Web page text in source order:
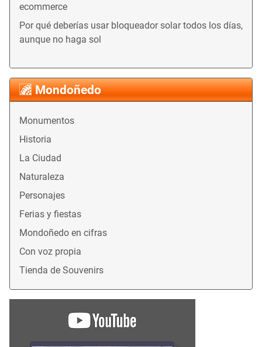
Mondoñedo
Monumentos
Historia
La Ciudad
Naturaleza
Personajes
Ferias y fiestas
Mondoñedo en cifras
Con voz propia
Tienda de Souvenirs
ecommerce
Por qué deberías usar bloqueador solar todos los días,
aunque no haga sol